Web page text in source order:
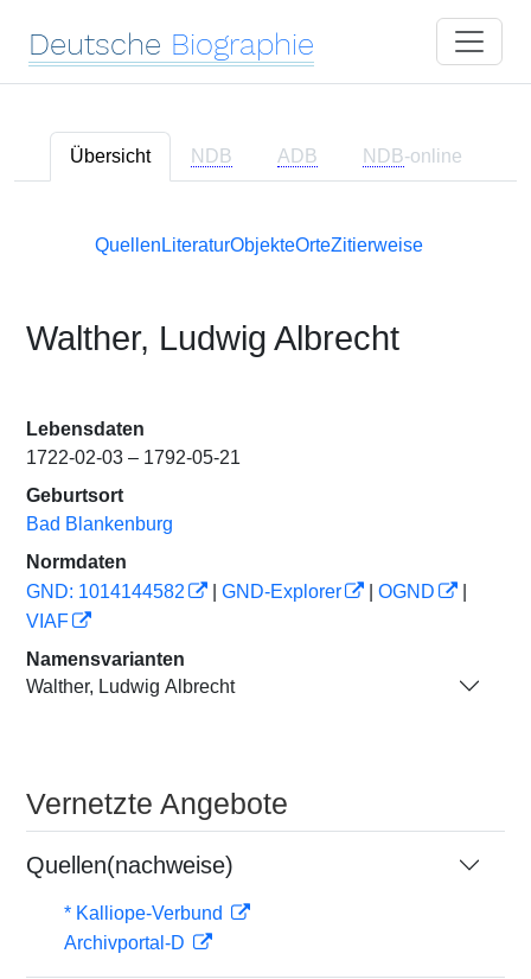
Deutsche Biographie
Übersicht NDB ADB NDB-online
Quellen LiteraturObjekteOrteZitierweise
Walther, Ludwig Albrecht
Lebensdaten
1722-02-03 – 1792-05-21
Geburtsort
Bad Blankenburg
Normdaten
GND: 1014144582
GND-Explorer OGND
VIAF
Namensvarianten
Walther, Ludwig Albrecht
Vernetzte Angebote
Quellen(nachweise)
* Kalliope-Verbund
Archivportal-D